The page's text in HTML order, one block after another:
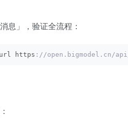
息」，验证全流程：
https ://open.bigmodel.cn/api/